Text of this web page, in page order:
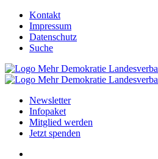
Kontakt
Impressum
Datenschutz
Suche
Newsletter
Infopaket
Mitglied werden
Jetzt spenden